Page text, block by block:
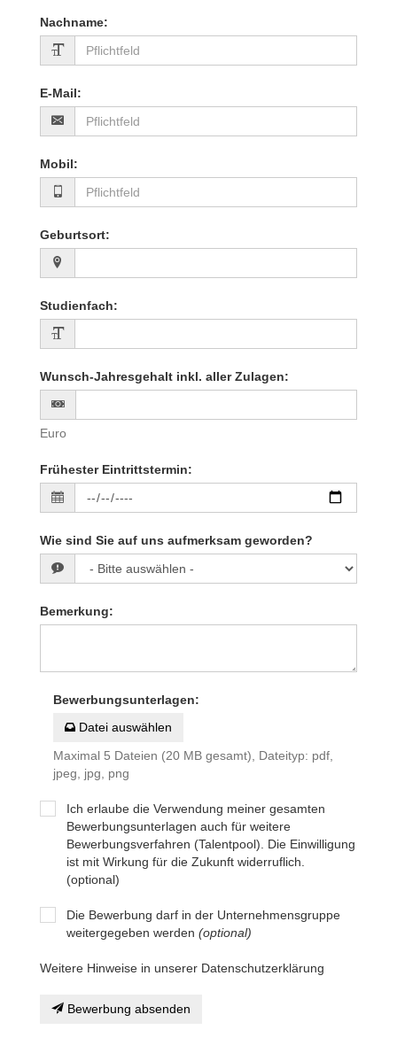
Nachname:
E-Mail:
Mobil:
Geburtsort:
Studienfach:
Wunsch-Jahresgehalt inkl. aller Zulagen:
Euro
Frühester Eintrittstermin:
Wie sind Sie auf uns aufmerksam geworden?
Bemerkung:
Bewerbungsunterlagen:
Datei auswählen
Maximal 5 Dateien (20 MB gesamt), Dateityp: pdf,
jpeg, jpg, png
Ich erlaube die Verwendung meiner gesamten
Bewerbungsunterlagen auch für weitere
Bewerbungsverfahren (Talentpool). Die Einwilligung
ist mit Wirkung für die Zukunft widerruflich.
(optional)
Die Bewerbung darf in der Unternehmensgruppe
weitergegeben werden (optional)
Weitere Hinweise in unserer Datenschutzerklärung
Bewerbung absenden